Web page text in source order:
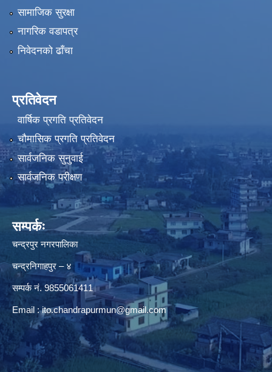
सामाजिक सुरक्षा
नागरिक वडापत्र
निवेदनको ढाँचा
प्रतिवेदन
वार्षिक प्रगति प्रतिवेदन
चौमासिक प्रगति प्रतिवेदन
सार्वजनिक सुनुवाई
सार्वजनिक परीक्षण
सम्पर्कः
चन्द्रपुर नगरपालिका
चन्द्रनिगाहपुर – ४
सम्पर्क नं. 9855061411
Email :ito.chandrapurmun@gmail.com